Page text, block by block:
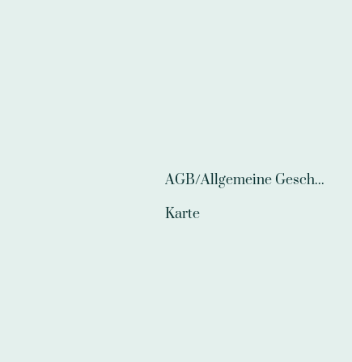
AGB/Allgemeine Geschäftsbedingungen
Karte